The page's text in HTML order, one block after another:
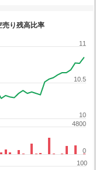
売り残高比率
10
10.5
11
0
4800
100